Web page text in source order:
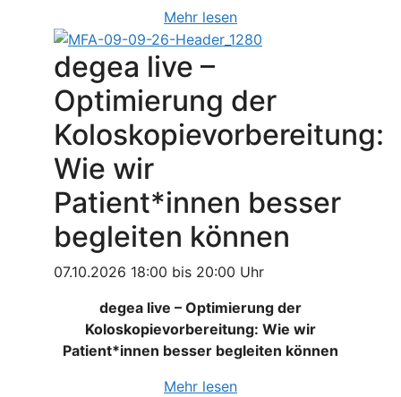
Mehr lesen
degea live –
Optimierung der
Koloskopievorbereitung:
Wie wir
Patient*innen besser
begleiten können
07.10.2026 18:00 bis 20:00 Uhr
degea live – Optimierung der
Koloskopievorbereitung: Wie wir
Patient*innen besser begleiten können
Mehr lesen